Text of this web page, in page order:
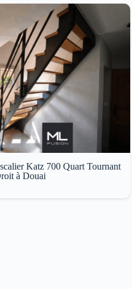
Katz 700 Quart Tournant
à Douai